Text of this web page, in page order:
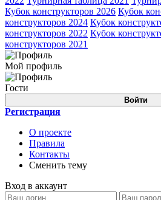
Кубок конструкторов 2026 Кубок
конструкторов 2024 Кубок
конструкторов 2022 Кубок
конструкторов 2021
Мой профиль
Гости
Войти
Регистрация
О проекте
Правила
Контакты
Сменить тему
Вход в аккаунт